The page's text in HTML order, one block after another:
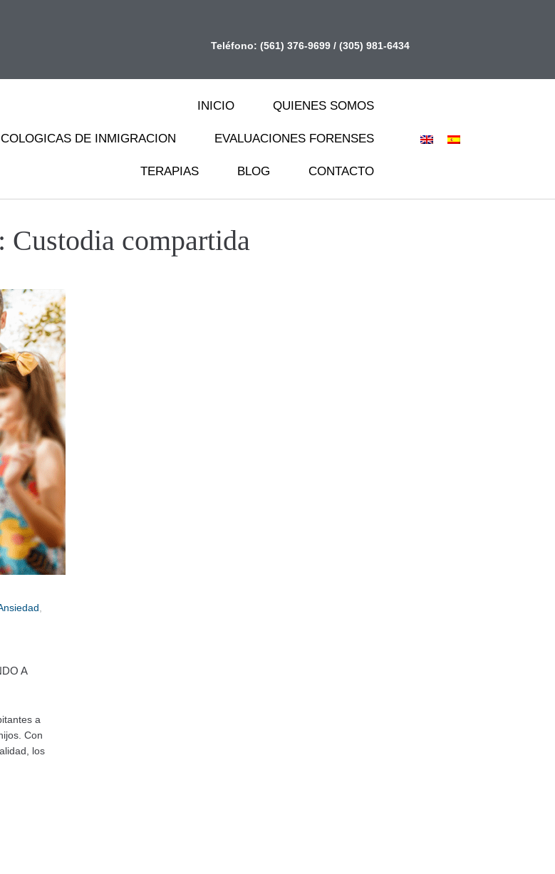
Teléfono: (561) 376-9699 / (305) 981-6434
INICIO QUIENES SOMOS
DE INMIGRACION EVALUACIONES FORENSES
TERAPIAS BLOG CONTACTO
Custodia compartida
A
a
Con
los